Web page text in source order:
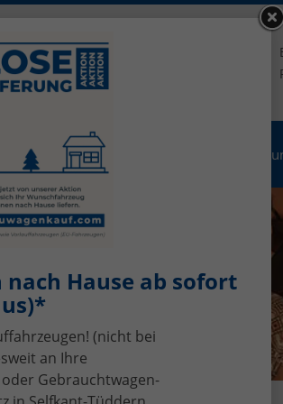
info@neuwagenkauf.com
Gebrauchtwagen-Ankauf Über
nach Hause ab sofort
(nicht bei
an Ihre
Gebrauchtwagen-